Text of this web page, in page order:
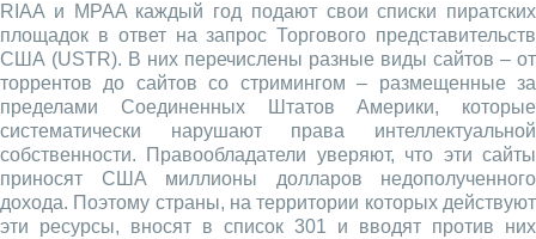
RIAA и MPAA каждый год подают свои списки пиратских
площадок в ответ на запрос Торгового представительств
США (USTR). В них перечислены разные виды сайтов – от
торрентов до сайтов со стримингом – размещенные за
пределами Соединенных Штатов Америки, которые
систематически нарушают права интеллектуальной
собственности. Правообладатели уверяют, что эти сайты
приносят США миллионы долларов недополученного
дохода. Поэтому страны, на территории которых действуют
эти ресурсы, вносят в список 301 и вводят против них